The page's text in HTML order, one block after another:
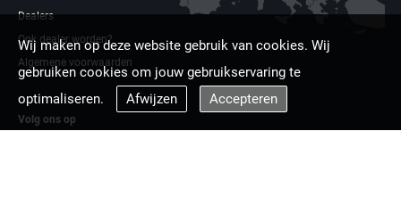
Dealers
Ook dealer worden?
Algemene voorwaarden
Volg ons op
Wij maken op deze website gebruik van cookies. Wij
gebruiken cookies om jouw gebruikservaring te
optimaliseren.
Afwijzen Accepteren